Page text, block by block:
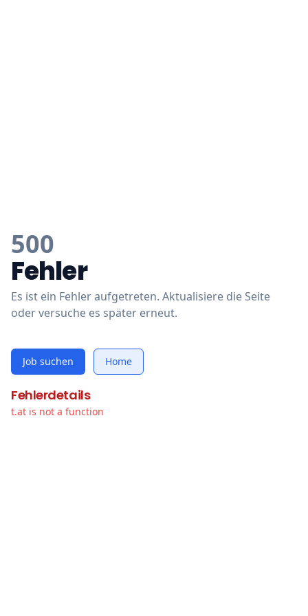
500
Fehler
Es ist ein Fehler aufgetreten. Aktualisiere die Seite
oder versuche es später erneut.
Job suchen Home
Fehlerdetails
t.at is not a function